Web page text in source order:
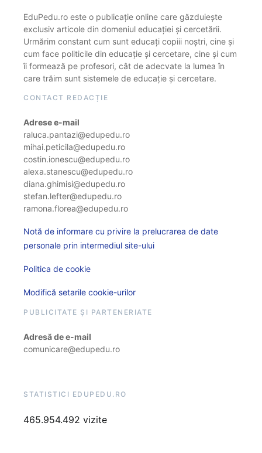
EduPedu.ro este o publicație online care găzduiește
exclusiv articole din domeniul educației și cercetării.
Urmărim constant cum sunt educați copiii noștri, cine și
cum face politicile din educație și cercetare, cine și cum
îi formează pe profesori, cât de adecvate la lumea în
care trăim sunt sistemele de educație și cercetare.
CONTACT REDACȚIE
Adrese e-mail
raluca.pantazi@edupedu.ro
mihai.peticila@edupedu.ro
costin.ionescu@edupedu.ro
alexa.stanescu@edupedu.ro
diana.ghimisi@edupedu.ro
stefan.lefter@edupedu.ro
ramona.florea@edupedu.ro
Notă de informare cu privire la prelucrarea de date
personale prin intermediul site-ului
Politica de cookie
Modifică setarile cookie-urilor
PUBLICITATE ȘI PARTENERIATE
Adresă de e-mail
comunicare@edupedu.ro
STATISTICI EDUPEDU.RO
465.954.492 vizite